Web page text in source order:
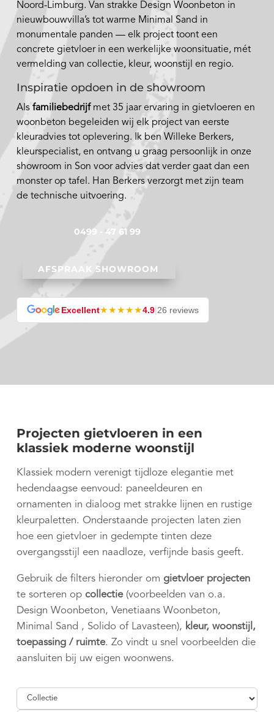
Noord-Limburg. Van strakke Design Woonbeton in
nieuwbouwvilla’s tot warme Minimal Sand in
monumentale panden — elk project toont een
concrete gietvloer in een werkelijke woonsituatie, mét
vermelding van collectie, kleur, woonstijl en regio.
Inspiratie opdoen in de showroom
Alsfamiliebedrijfmet 35 jaar ervaring in gietvloeren en
woonbeton begeleiden wij elk project van eerste
kleuradvies tot oplevering. Ik ben Willeke Berkers,
kleurspecialist, en ontvang u graag persoonlijk in onze
showroom in Son voor advies dat verder gaat dan een
monster op tafel. Han Berkers verzorgt met zijn team
de technische uitvoering.
0499 - 47 61 99
AFSPRAAK SHOWROOM
Excellent★★★★★4.9|26 reviews
Projecten gietvloeren in een
klassiek moderne woonstijl
Klassiek modern verenigt tijdloze elegantie met
hedendaagse eenvoud: paneeldeuren en
ornamenten in dialoog met strakke lijnen en rustige
kleurpaletten. Onderstaande projecten laten zien
hoe een gietvloer in gedempte tinten deze
overgangsstijl een naadloze, verfijnde basis geeft.
Gebruik de filters hieronder omgietvloer projecten
te sorteren opcollectie(voorbeelden van o.a.
Design Woonbeton, Venetiaans Woonbeton,
Minimal Sand , Solido of Lavasteen), kleur, woonstijl,
toepassing / ruimte. Zo vindt u snel voorbeelden die
aansluiten bij uw eigen woonwens.